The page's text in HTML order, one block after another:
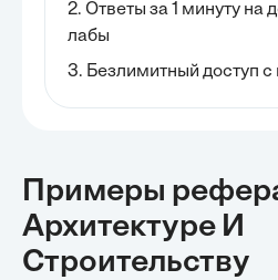
2. Ответы за 1 минуту на
лабы
3. Безлимитный доступ с
Примеры
Архитектуре И
Строительству